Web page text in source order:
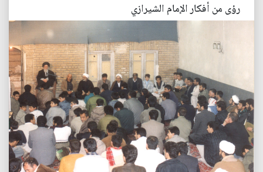
رؤى من أفكار الإمام الشيرازي